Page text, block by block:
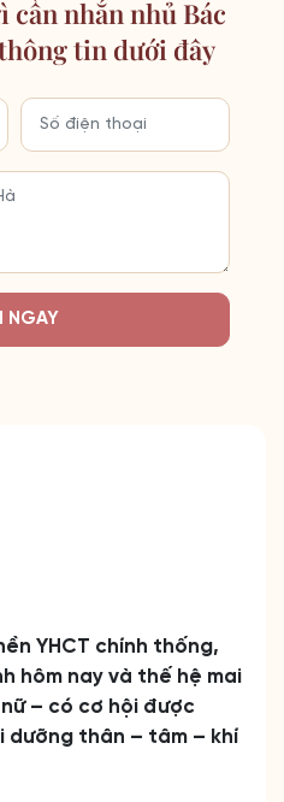
cần nhắn nhủ Bác
tin dưới đây
NGAY
YHCT chính thống,
hôm nay và thế hệ mai
– có cơ hội được
dưỡng thân – tâm – khí